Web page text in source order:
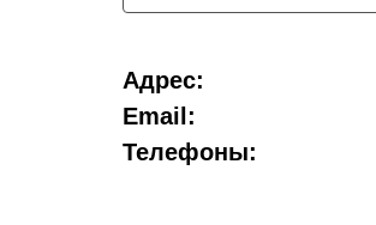
Адрес:
Email:
Телефоны: